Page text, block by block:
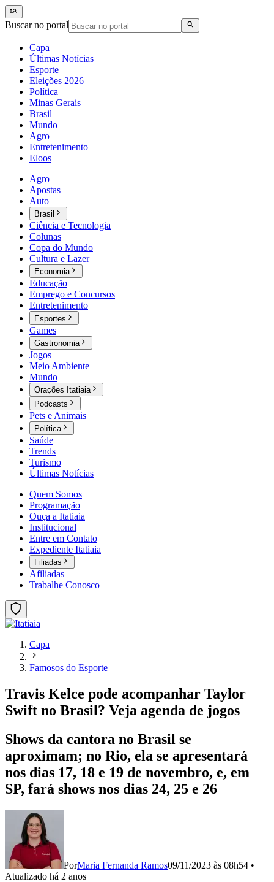
Buscar no portal
Capa
Últimas Notícias
Esporte
Eleições 2026
Política
Minas Gerais
Brasil
Mundo
Agro
Entretenimento
Eloos
Agro
Apostas
Auto
Brasil
Ciência e Tecnologia
Colunas
Copa do Mundo
Cultura e Lazer
Economia
Educação
Emprego e Concursos
Entretenimento
Esportes
Games
Gastronomia
Jogos
Meio Ambiente
Mundo
Orações Itatiaia
Podcasts
Pets e Animais
Política
Saúde
Trends
Turismo
Últimas Notícias
Quem Somos
Programação
Ouça a Itatiaia
Institucional
Entre em Contato
Expediente Itatiaia
Filiadas
Afiliadas
Trabalhe Conosco
Capa
Famosos do Esporte
Travis Kelce pode acompanhar Taylor
Swift no Brasil? Veja agenda de jogos
Shows da cantora no Brasil se
aproximam; no Rio, ela se apresentará
nos dias 17, 18 e 19 de novembro, e, em
SP, fará shows nos dias 24, 25 e 26
PorMaria Fernanda Ramos09/11/2023 às 08h54 •
Atualizado há 2 anos